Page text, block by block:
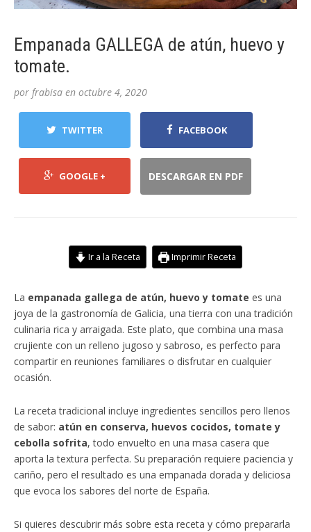
Empanada GALLEGA de atún, huevo y
tomate.
por frabisa en octubre 4, 2020
TWITTER FACEBOOK
GOOGLE + DESCARGAR EN PDF
Ir a la Receta Imprimir Receta
La empanada gallega de atún, huevo y tomate es una
joya de la gastronomía de Galicia, una tierra con una tradición
culinaria rica y arraigada. Este plato, que combina una masa
crujiente con un relleno jugoso y sabroso, es perfecto para
compartir en reuniones familiares o disfrutar en cualquier
ocasión.
La receta tradicional incluye ingredientes sencillos pero llenos
de sabor: atún en conserva, huevos cocidos, tomate y
cebolla sofrita, todo envuelto en una masa casera que
aporta la textura perfecta. Su preparación requiere paciencia y
cariño, pero el resultado es una empanada dorada y deliciosa
que evoca los sabores del norte de España.
Si quieres descubrir más sobre esta receta y cómo prepararla